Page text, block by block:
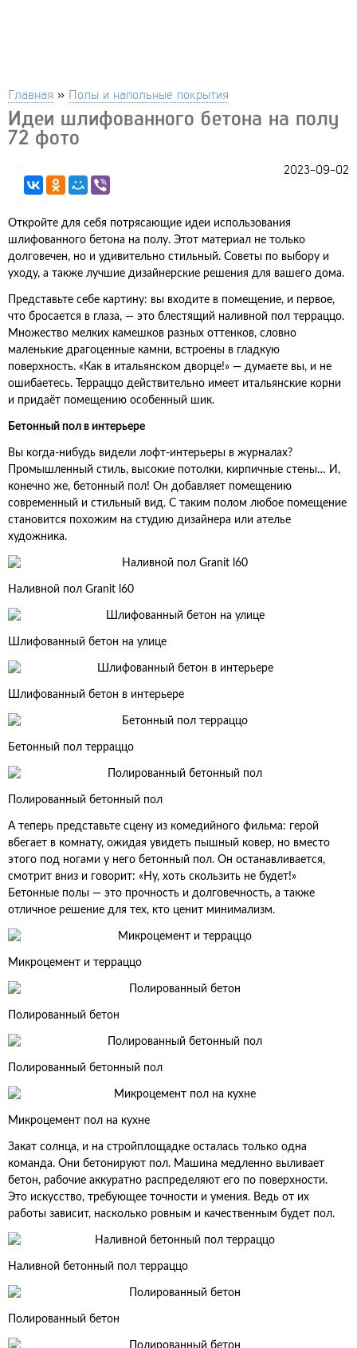
Главная » Полы и напольные покрытия
Идеи шлифованного бетона на полу
72 фото
2023-09-02
Откройте для себя потрясающие идеи использования
шлифованного бетона на полу. Этот материал не только
долговечен, но и удивительно стильный. Советы по выбору и
уходу, а также лучшие дизайнерские решения для вашего дома.
Представьте себе картину: вы входите в помещение, и первое,
что бросается в глаза, — это блестящий наливной пол терраццо.
Множество мелких камешков разных оттенков, словно
маленькие драгоценные камни, встроены в гладкую
поверхность. «Как в итальянском дворце!» — думаете вы, и не
ошибаетесь. Терраццо действительно имеет итальянские корни
и придаёт помещению особенный шик.
Бетонный пол в интерьере
Вы когда-нибудь видели лофт-интерьеры в журналах?
Промышленный стиль, высокие потолки, кирпичные стены… И,
конечно же, бетонный пол! Он добавляет помещению
современный и стильный вид. С таким полом любое помещение
становится похожим на студию дизайнера или ателье
художника.
Наливной пол Granit l60
Шлифованный бетон на улице
Шлифованный бетон в интерьере
Бетонный пол терраццо
Полированный бетонный пол
А теперь представьте сцену из комедийного фильма: герой
вбегает в комнату, ожидая увидеть пышный ковер, но вместо
этого под ногами у него бетонный пол. Он останавливается,
смотрит вниз и говорит: «Ну, хоть скользить не будет!»
Бетонные полы — это прочность и долговечность, а также
отличное решение для тех, кто ценит минимализм.
Микроцемент и терраццо
Полированный бетон
Полированный бетонный пол
Микроцемент пол на кухне
Закат солнца, и на стройплощадке осталась только одна
команда. Они бетонируют пол. Машина медленно выливает
бетон, рабочие аккуратно распределяют его по поверхности.
Это искусство, требующее точности и умения. Ведь от их
работы зависит, насколько ровным и качественным будет пол.
Наливной бетонный пол терраццо
Полированный бетон